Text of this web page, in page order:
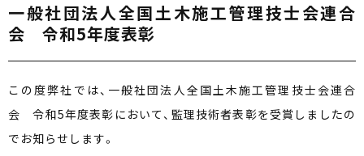
一般社団法人全国土木施工管理技士会連合
会 令和5年度表彰
この度弊社では、一般社団法人全国土木施工管理技士会連合
会 令和5年度表彰において、監理技術者表彰を受賞しましたの
でお知らせします。